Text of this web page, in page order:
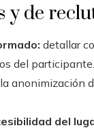
y de
detallar
del participante.
anonimización
del